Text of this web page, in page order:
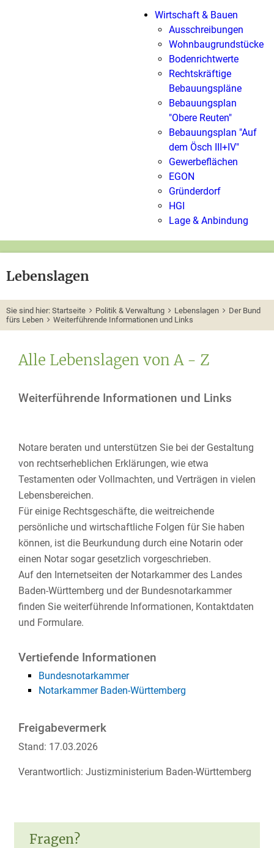
Wirtschaft & Bauen
Ausschreibungen
Wohnbaugrundstücke
Bodenrichtwerte
Rechtskräftige
Bebauungspläne
Bebauungsplan
"Obere Reuten"
Bebauungsplan "Auf
dem Ösch III+IV"
Gewerbeflächen
EGON
Gründerdorf
HGI
Lage & Anbindung
Lebenslagen
Sie sind hier: Startseite Politik & Verwaltung Lebenslagen
Der Bund
fürs Leben
Weiterführende Informationen und Links
Fragen?
Alle Lebenslagen von A - Z
Weiterführende Informationen und Links
Notare beraten und unterstützen Sie bei der Gestaltung
von rechtserheblichen Erklärungen, wie etwa
Testamenten oder Vollmachten, und Verträgen in vielen
Lebensbereichen.
Für einige Rechtsgeschäfte, die weitreichende
persönliche und wirtschaftliche Folgen für Sie haben
können, ist die Beurkundung durch eine Notarin oder
einen Notar sogar gesetzlich vorgeschrieben.
Auf den Internetseiten der Notarkammer des Landes
Baden-Württemberg und der Bundesnotarkammer
finden Sie weiterführende Informationen, Kontaktdaten
und Formulare.
Vertiefende Informationen
Bundesnotarkammer
Notarkammer Baden-Württemberg
Freigabevermerk
Stand: 17.03.2026
Verantwortlich: Justizministerium Baden-Württemberg